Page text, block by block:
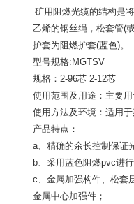
矿用阻燃光缆的结构是
乙烯的钢丝绳，松套管(
护套为阻燃护套(蓝色)。
型号规格:MGTSV
规格： 2-96芯 2-12芯
使用范围及用途：主要
使用方法及环境：适用
产品特点：
a、精确的余长控制保证
b、采用蓝色阻燃pvc进
c、金属加强构件、松套
金属中心加强件；